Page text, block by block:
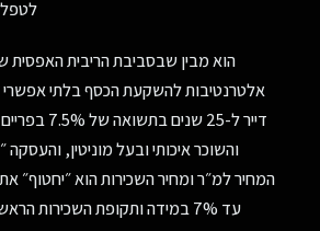
הוא מבין שבסביבת הריבית האפסית
אלטרנטיבות להשקעת הכסף בלתי
דייר ל-25
והשוכר איכותי ובעל מוניטין,
עד 7% במידה ותקופת השכירות הראשונית היא חמש שנים.